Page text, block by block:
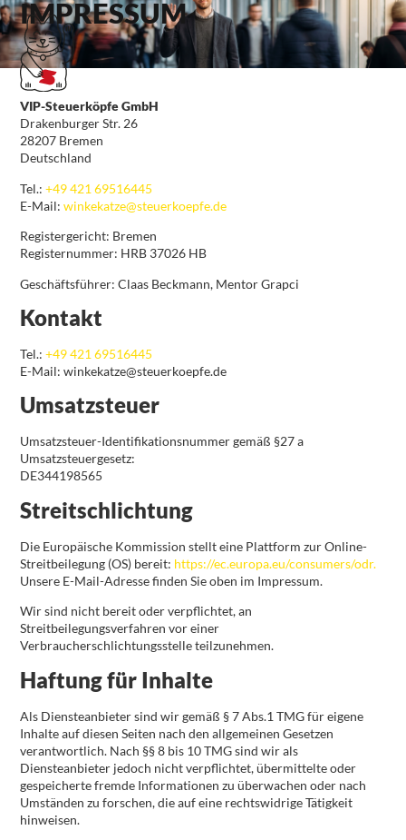
IMPRESSUM
VIP-Steuerköpfe GmbH
Drakenburger Str. 26
28207 Bremen
Deutschland
Tel.:+49 421 69516445
E-Mail:winkekatze@steuerkoepfe.de
Registergericht: Bremen
Registernummer: HRB 37026 HB
Geschäftsführer: Claas Beckmann, Mentor Grapci
Kontakt
Tel.:+49 421 69516445
E-Mail: winkekatze@steuerkoepfe.de
Umsatzsteuer
Umsatzsteuer-Identifikationsnummer gemäß §27 a
Umsatzsteuergesetz:
DE344198565
Streitschlichtung
Die Europäische Kommission stellt eine Plattform zur Online-
Streitbeilegung (OS) bereit: https://ec.europa.eu/consumers/odr.
Unsere E-Mail-Adresse finden Sie oben im Impressum.
Wir sind nicht bereit oder verpflichtet, an
Streitbeilegungsverfahren vor einer
Verbraucherschlichtungsstelle teilzunehmen.
Haftung für Inhalte
Als Diensteanbieter sind wir gemäß § 7 Abs.1 TMG für eigene
Inhalte auf diesen Seiten nach den allgemeinen Gesetzen
verantwortlich. Nach §§ 8 bis 10 TMG sind wir als
Diensteanbieter jedoch nicht verpflichtet, übermittelte oder
gespeicherte fremde Informationen zu überwachen oder nach
Umständen zu forschen, die auf eine rechtswidrige Tätigkeit
hinweisen.